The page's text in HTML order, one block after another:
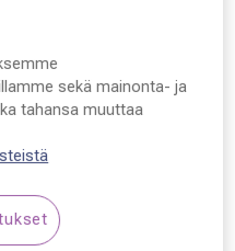
hankintaa
nimessä sovi kaikkiin
sekä mainonta- ja
tahansa muuttaa